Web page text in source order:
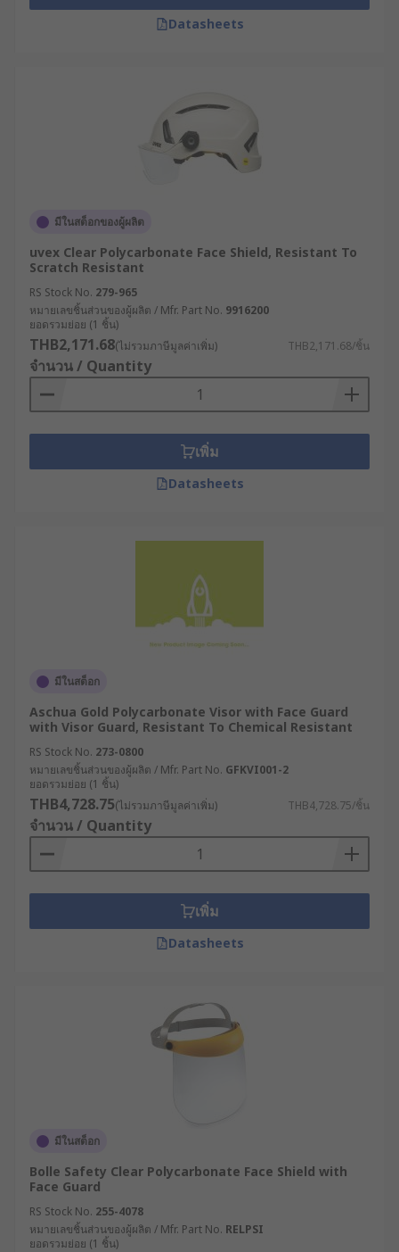
Datasheets
มีในสต็อกของผู้ผลิต
uvex Clear Polycarbonate Face Shield, Resistant To
Scratch Resistant
RS Stock No. 279-965
หมายเลขชิ้นส่วนของผู้ผลิต / Mfr. Part No. 9916200
ยอดรวมย่อย (1 ชิ้น)
THB2,171.68(ไม่รวมภาษีมูลค่าเพิ่ม) THB2,171.68/ชิ้น
จำนวน / Quantity
เพิ่ม
Datasheets
มีในสต็อก
Aschua Gold Polycarbonate Visor with Face Guard
with Visor Guard, Resistant To Chemical Resistant
RS Stock No. 273-0800
หมายเลขชิ้นส่วนของผู้ผลิต / Mfr. Part No. GFKVI001-2
ยอดรวมย่อย (1 ชิ้น)
THB4,728.75(ไม่รวมภาษีมูลค่าเพิ่ม) THB4,728.75/ชิ้น
จำนวน / Quantity
เพิ่ม
Datasheets
มีในสต็อก
Bolle Safety Clear Polycarbonate Face Shield with
Face Guard
RS Stock No. 255-4078
หมายเลขชิ้นส่วนของผู้ผลิต / Mfr. Part No. RELPSI
ยอดรวมย่อย (1 ชิ้น)